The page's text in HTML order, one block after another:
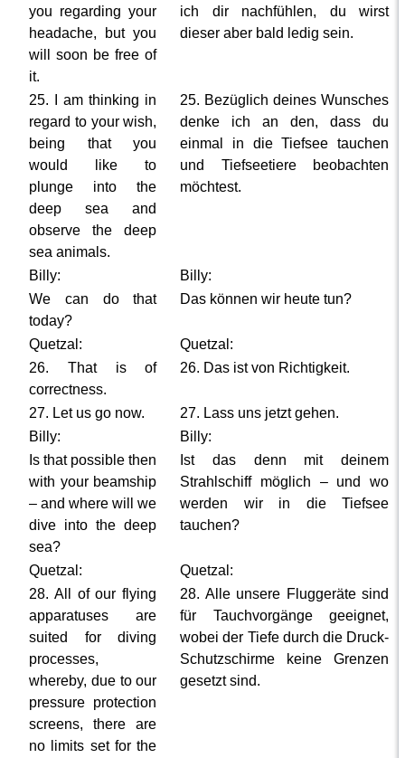
you regarding your
headache, but you
will soon be free of
it.
ich dir nachfühlen, du wirst
dieser aber bald ledig sein.
25. I am thinking in
regard to your wish,
being that you
would like to
plunge into the
deep sea and
observe the deep
sea animals.
25. Bezüglich deines Wunsches
denke ich an den, dass du
einmal in die Tiefsee tauchen
und Tiefseetiere beobachten
möchtest.
Billy:
Billy:
We can do that
today?
Das können wir heute tun?
Quetzal:
Quetzal:
26. That is of
correctness.
26. Das ist von Richtigkeit.
27. Let us go now.
27. Lass uns jetzt gehen.
Billy:
Billy:
Is that possible then
with your beamship
– and where will we
dive into the deep
sea?
Ist das denn mit deinem
Strahlschiff möglich – und wo
werden wir in die Tiefsee
tauchen?
Quetzal:
Quetzal:
28. All of our flying
apparatuses are
suited for diving
processes,
whereby, due to our
pressure protection
screens, there are
no limits set for the
28. Alle unsere Fluggeräte sind
für Tauchvorgänge geeignet,
wobei der Tiefe durch die Druck-
Schutzschirme keine Grenzen
gesetzt sind.